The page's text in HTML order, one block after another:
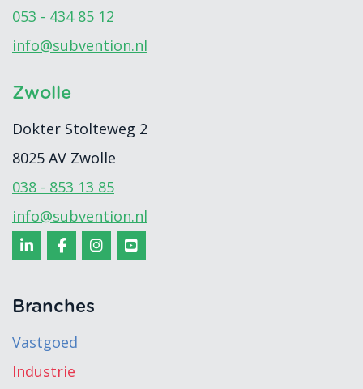
053 - 434 85 12
info@subvention.nl
Zwolle
Dokter Stolteweg 2
8025 AV Zwolle
038 - 853 13 85
info@subvention.nl
Branches
Vastgoed
Industrie